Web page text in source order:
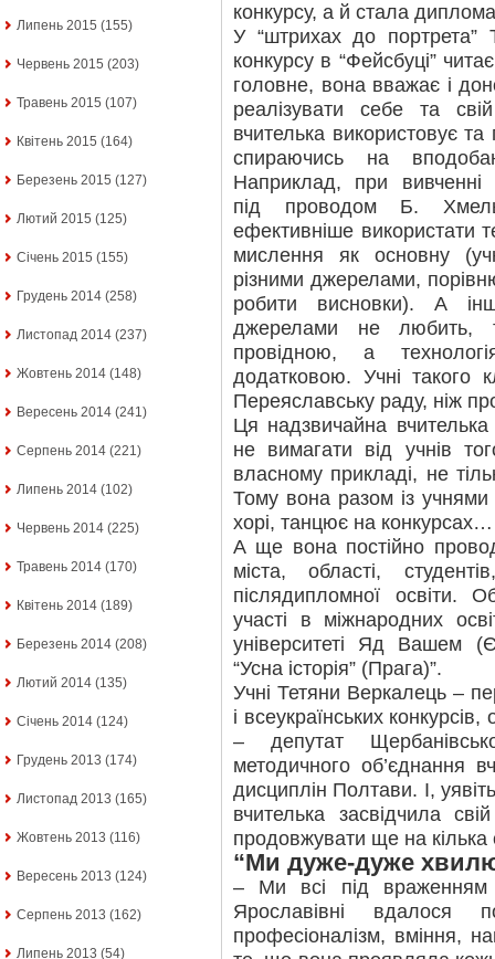
Липень 2015 (155)
Червень 2015 (203)
Травень 2015 (107)
Квітень 2015 (164)
Березень 2015 (127)
Лютий 2015 (125)
Січень 2015 (155)
Грудень 2014 (258)
Листопад 2014 (237)
Жовтень 2014 (148)
Вересень 2014 (241)
Серпень 2014 (221)
Липень 2014 (102)
Червень 2014 (225)
Травень 2014 (170)
Квітень 2014 (189)
Березень 2014 (208)
Лютий 2014 (135)
Січень 2014 (124)
Грудень 2013 (174)
Листопад 2013 (165)
Жовтень 2013 (116)
Вересень 2013 (124)
Серпень 2013 (162)
Липень 2013 (54)
конкурсу, а й стала
У “штрихах до портрета”
конкурсу в “Фейсбуці”
головне, вона вважає і
реалізувати себе та
вчителька використовує та
спираючись на
Наприклад, при вивченні
під проводом Б.
ефективніше використати
мислення як основну
різними джерелами,
робити висновки). А
джерелами не любить,
провідною, а
додатковою. Учні такого
Переяславську раду, ніж
Ця надзвичайна
не вимагати від учнів
власному прикладі, не
Тому вона разом із учнями
хорі, танцює на конкурсах…
А ще вона постійно
міста, області,
післядипломної освіти.
участі в міжнародних
університеті Яд Вашем
“Усна історія” (Прага)”.
Учні Тетяни Веркалець –
і всеукраїнських
– депутат
методичного об’єднання
дисциплін Полтави. І,
вчителька засвідчила
продовжувати ще на кілька
“Ми дуже-дуже
– Ми всі під враженням
Ярославівні вдалося
професіоналізм, вміння,